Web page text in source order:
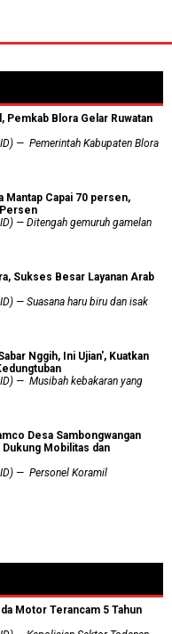
Pemkab Blora Gelar Ruwatan
— Pemerintah Kabupaten Blora
Mantap Capai 70 persen,
— Ditengah gemuruh gamelan
Sukses Besar Layanan Arab
— Suasana haru biru dan isak
Nggih, Ini Ujian', Kuatkan
— Musibah kebakaran yang
Desa Sambongwangan
Dukung Mobilitas dan
— Personel Koramil
Motor Terancam 5 Tahun